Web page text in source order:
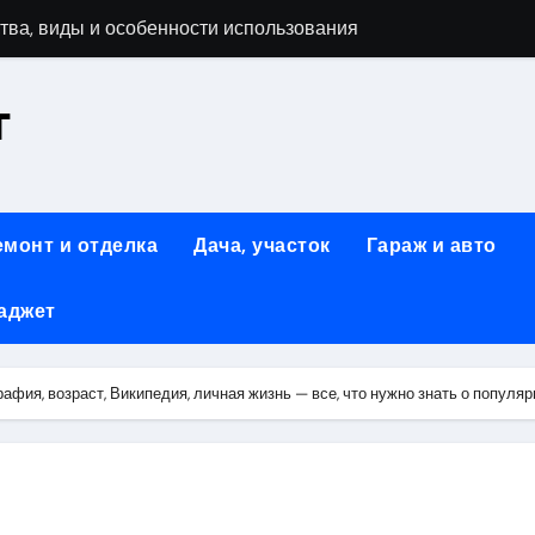
виды и особенности использования
помощник при ремонтных работах
к Успешному Реализации Ваших Идей
и практичность
Дома: Экологичность и Практичность
и отделка Дача, участок Гараж и авто
возраст, Википедия, личная жизнь — все, что нужно знать о